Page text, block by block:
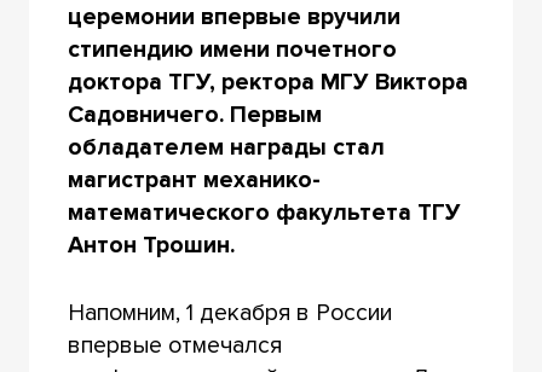
церемонии впервые вручили
стипендию имени почетного
доктора ТГУ, ректора МГУ Виктора
Садовничего. Первым
обладателем награды стал
магистрант механико-
математического факультета ТГУ
Антон Трошин.
Напомним, 1 декабря в России
впервые отмечался